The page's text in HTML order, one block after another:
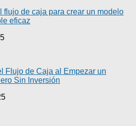
flujo de caja para crear un modelo
eficaz
Flujo de Caja al Empezar un
Sin Inversión